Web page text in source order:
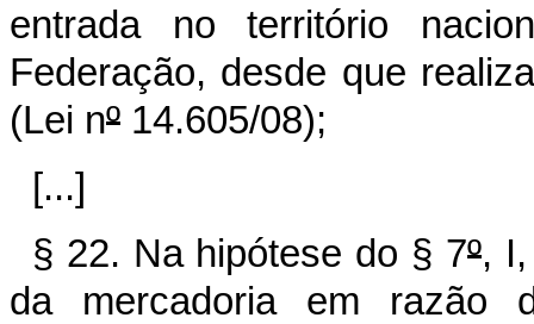
entrada no território
Federação, desde que
(Lei nº 14.605/08);
[...]
§ 22. Na hipótese do § 7º,
da mercadoria em razão